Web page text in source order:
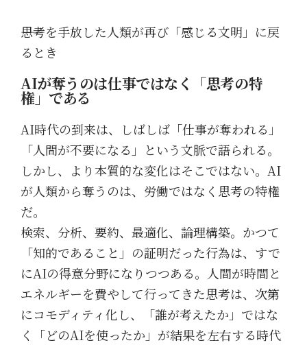
――思考を手放した人類が再び「感じる文明」に戻
るとき
AIが奪うのは仕事ではなく「思考の特
権」である
AI時代の到来は、しばしば「仕事が奪われる」
「人間が不要になる」という文脈で語られる。
しかし、より本質的な変化はそこではない。AI
が人類から奪うのは、労働ではなく思考の特権
だ。
検索、分析、要約、最適化、論理構築。かつて
「知的であること」の証明だった行為は、すで
にAIの得意分野になりつつある。人間が時間と
エネルギーを費やして行ってきた思考は、次第
にコモディティ化し、「誰が考えたか」ではな
く「どのAIを使ったか」が結果を左右する時代